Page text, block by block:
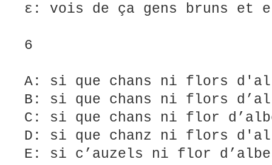
ε: vois de ça gens bruns et
6
A: si que chans ni flors
B: si que chans ni flors
C: si que chans ni flor
D: si que chanz ni flors
E: si c’auzels ni flor